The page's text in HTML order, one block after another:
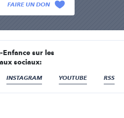
FAIRE UN DON
Enfance sur les
sociaux:
INSTAGRAM YOUTUBE RSS